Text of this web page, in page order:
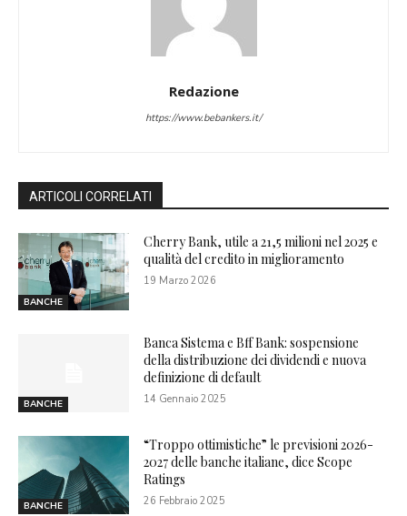
Redazione
https://www.bebankers.it/
ARTICOLI CORRELATI
BANCHE
Cherry Bank, utile a 21,5 milioni nel 2025 e
qualità del credito in miglioramento
19 Marzo 2026
BANCHE
Banca Sistema e Bff Bank: sospensione
della distribuzione dei dividendi e nuova
definizione di default
14 Gennaio 2025
BANCHE
“Troppo ottimistiche” le previsioni 2026-
2027 delle banche italiane, dice Scope
Ratings
26 Febbraio 2025